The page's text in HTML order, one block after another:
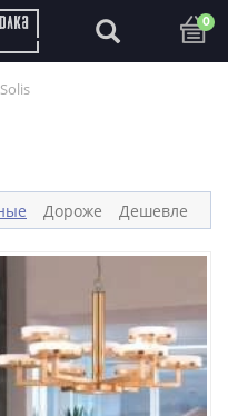
0
Solis
Дороже Дешевле